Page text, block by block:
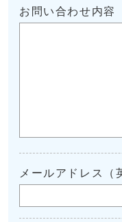
お問い合わせ内容
メールアドレス（